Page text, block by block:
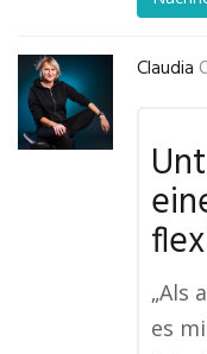
Claudia
„Als
es